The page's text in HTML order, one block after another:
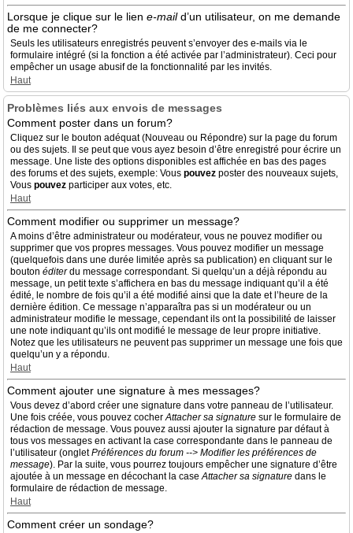
Lorsque je clique sur le lien e-maild’un utilisateur, on me demande
de me connecter?
Seuls les utilisateurs enregistrés peuvent s’envoyer des e-mails via le
formulaire intégré (si la fonction a été activée par l’administrateur). Ceci pour
empêcher un usage abusif de la fonctionnalité par les invités.
Haut
Problèmes liés aux envois de messages
Comment poster dans un forum?
Cliquez sur le bouton adéquat (Nouveau ou Répondre) sur la page du forum
ou des sujets. Il se peut que vous ayez besoin d’être enregistré pour écrire un
message. Une liste des options disponibles est affichée en bas des pages
des forums et des sujets, exemple: Vous pouvez poster des nouveaux sujets,
Vous pouvez participer aux votes, etc.
Haut
Comment modifier ou supprimer un message?
A moins d’être administrateur ou modérateur, vous ne pouvez modifier ou
supprimer que vos propres messages. Vous pouvez modifier un message
(quelquefois dans une durée limitée après sa publication) en cliquant sur le
bouton éditerdu message correspondant. Si quelqu’un a déjà répondu au
message, un petit texte s’affichera en bas du message indiquant qu’il a été
édité, le nombre de fois qu’il a été modifié ainsi que la date et l’heure de la
dernière édition. Ce message n’apparaîtra pas si un modérateur ou un
administrateur modifie le message, cependant ils ont la possibilité de laisser
une note indiquant qu’ils ont modifié le message de leur propre initiative.
Notez que les utilisateurs ne peuvent pas supprimer un message une fois que
quelqu’un y a répondu.
Haut
Comment ajouter une signature à mes messages?
Vous devez d’abord créer une signature dans votre panneau de l’utilisateur.
Une fois créée, vous pouvez cocherAttacher sa signature sur le formulaire de
rédaction de message. Vous pouvez aussi ajouter la signature par défaut à
tous vos messages en activant la case correspondante dans le panneau de
l’utilisateur (ongletPréférences du forum --> Modifier les préférences de
message). Par la suite, vous pourrez toujours empêcher une signature d’être
ajoutée à un message en décochant la caseAttacher sa signature dans le
formulaire de rédaction de message.
Haut
Comment créer un sondage?